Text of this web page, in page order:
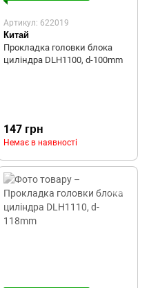
Артикул: 622019
Китай
Прокладка головки блока
циліндра DLH1100, d-100mm
147 грн
Немає в наявності